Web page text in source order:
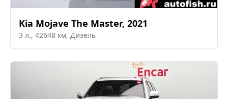
Kia Mojave The Master, 2021
3 л., 42648 км, Дизель